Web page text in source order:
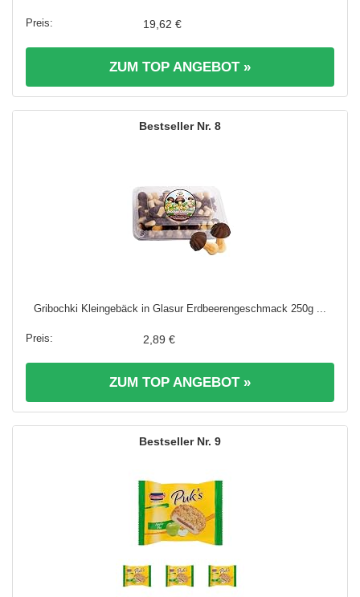
19,62 €
ZUM TOP ANGEBOT »
8
Gribochki Kleingebäck in Glasur Erdbeerengeschmack 250g ...
2,89 €
ZUM TOP ANGEBOT »
9